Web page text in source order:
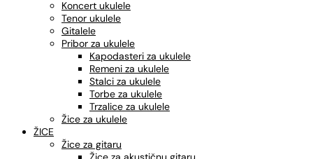
Koncert ukulele
Tenor ukulele
Gitalele
Pribor za ukulele
Kapodasteri za ukulele
Remeni za ukulele
Stalci za ukulele
Torbe za ukulele
Trzalice za ukulele
Žice za ukulele
ŽICE
Žice za gitaru